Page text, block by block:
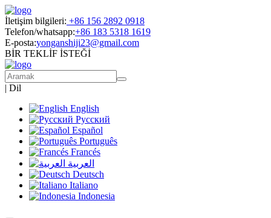
İletişim bilgileri: +86 156 2892 0918
Telefon/whatsapp:+86 183 5318 1619
E-posta:yonganshiji23@gmail.com
BİR TEKLİF İSTEĞİ
| Dil
English
Русский
Español
Português
Francés
العربية
Deutsch
Italiano
Indonesia